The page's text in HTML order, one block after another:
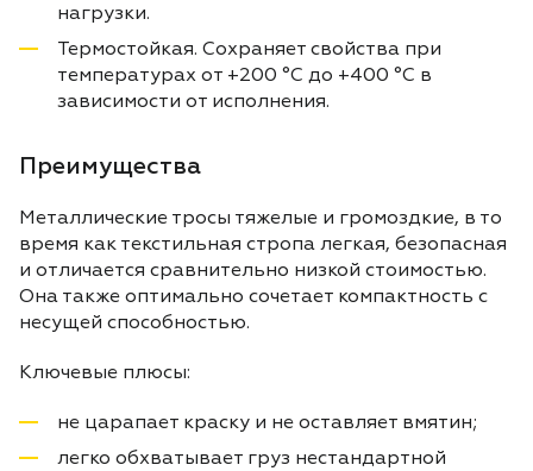
нагрузки.
Термостойкая. Сохраняет свойства при
температурах от +200 °C до +400 °C в
зависимости от исполнения.
Преимущества
Металлические тросы тяжелые и громоздкие, в то
время как текстильная стропа легкая, безопасная
и отличается сравнительно низкой стоимостью.
Она также оптимально сочетает компактность с
несущей способностью.
Ключевые плюсы:
не царапает краску и не оставляет вмятин;
легко обхватывает груз нестандартной